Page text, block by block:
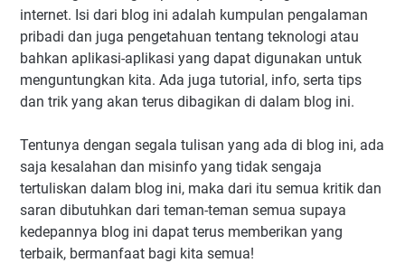
internet. Isi dari blog ini adalah kumpulan pengalaman
pribadi dan juga pengetahuan tentang teknologi atau
bahkan aplikasi-aplikasi yang dapat digunakan untuk
menguntungkan kita. Ada juga tutorial, info, serta tips
dan trik yang akan terus dibagikan di dalam blog ini.
Tentunya dengan segala tulisan yang ada di blog ini, ada
saja kesalahan dan misinfo yang tidak sengaja
tertuliskan dalam blog ini, maka dari itu semua kritik dan
saran dibutuhkan dari teman-teman semua supaya
kedepannya blog ini dapat terus memberikan yang
terbaik, bermanfaat bagi kita semua!